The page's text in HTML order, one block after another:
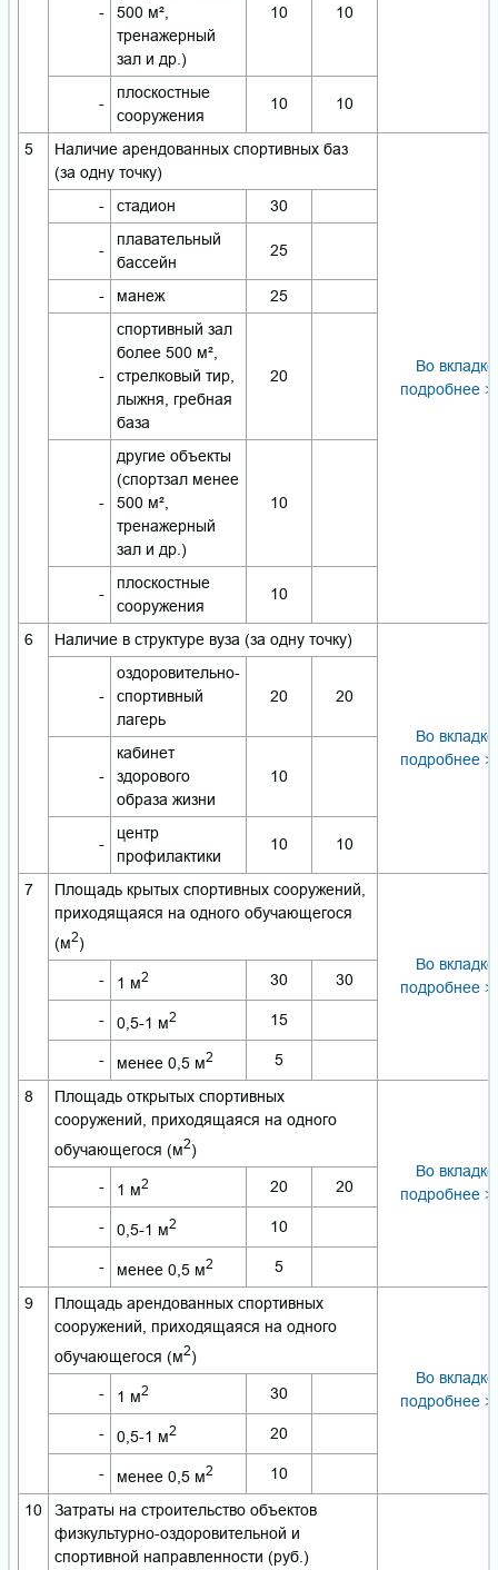
-
500 м²,
тренажерный
зал и др.)
10 10
-
плоскостные
сооружения
10 10
5
Наличие арендованных спортивных баз
(за одну точку)
Во вкладке
подробнее
- стадион 30
-
плавательный
бассейн
25
- манеж 25
-
спортивный зал
более 500 м²,
стрелковый тир,
лыжня, гребная
база
20
-
другие объекты
(спортзал менее
500 м²,
тренажерный
зал и др.)
10
-
плоскостные
сооружения
10
6 Наличие в структуре вуза (за одну точку)
Во вкладке
подробнее
-
оздоровительно-
спортивный
лагерь
20 20
-
кабинет
здорового
образа жизни
10
-
центр
профилактики
10 10
7
Площадь крытых спортивных сооружений,
приходящаяся на одного обучающегося
(м2)
Во вкладке
подробнее
- 1 м2 30 30
- 0,5-1 м2 15
- менее 0,5 м2 5
8
Площадь открытых спортивных
сооружений, приходящаяся на одного
обучающегося (м2)
Во вкладке
подробнее
- 1 м2 20 20
- 0,5-1 м2 10
- менее 0,5 м2 5
9
Площадь арендованных спортивных
сооружений, приходящаяся на одного
обучающегося (м2)
Во вкладке
подробнее
- 1 м2 30
- 0,5-1 м2 20
- менее 0,5 м2 10
10
Затраты на строительство объектов
физкультурно-оздоровительной и
спортивной направленности (руб.)